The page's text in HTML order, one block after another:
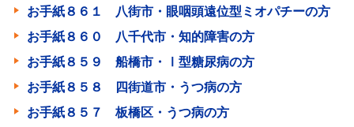
お手紙８６１ 八街市・眼咽頭遠位型ミオパチーの方
お手紙８６０ 八千代市・知的障害の方
お手紙８５９ 船橋市・Ⅰ型糖尿病の方
お手紙８５８ 四街道市・うつ病の方
お手紙８５７ 板橋区・うつ病の方